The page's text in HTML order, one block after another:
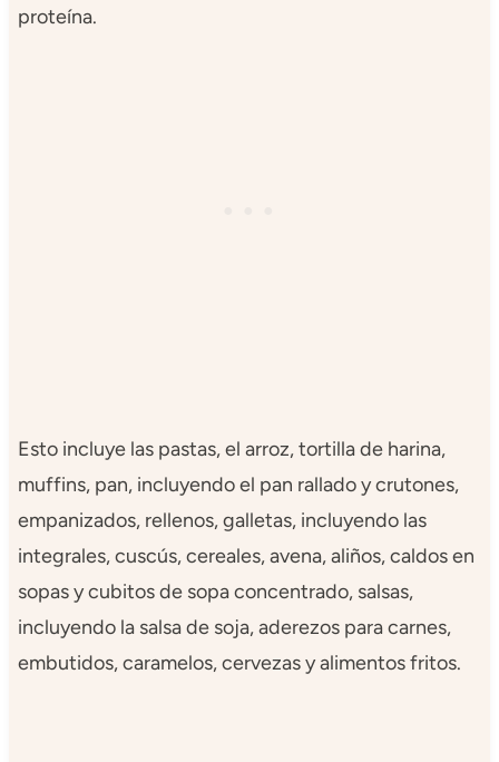
proteína.
Esto incluye las pastas, el arroz, tortilla de harina,
muffins, pan, incluyendo el pan rallado y crutones,
empanizados, rellenos, galletas, incluyendo las
integrales, cuscús, cereales, avena, aliños, caldos en
sopas y cubitos de sopa concentrado, salsas,
incluyendo la salsa de soja, aderezos para carnes,
embutidos, caramelos, cervezas y alimentos fritos.